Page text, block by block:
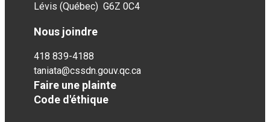
Lévis (Québec) G6Z 0C4
Nous joindre
418 839-4188
taniata@cssdn.gouv.qc.ca
Faire une plainte
Code d'éthique